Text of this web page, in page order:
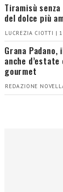
Tiramisù
del dolce più
LUCREZIA CIOTTI |
Grana
anche
gourmet
REDAZIONE